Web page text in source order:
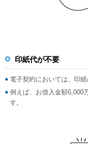
印紙代が不要
電子契約においては、印
例えば、お借入金額6,000
す。